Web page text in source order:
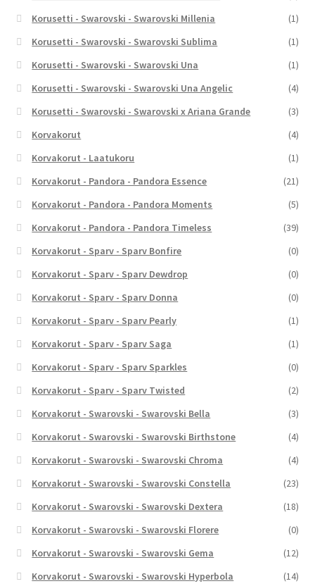
Korusetti - Swarovski - Swarovski Millenia
(1)
Korusetti - Swarovski - Swarovski Sublima
(1)
Korusetti - Swarovski - Swarovski Una
(1)
Korusetti - Swarovski - Swarovski Una Angelic
(4)
Korusetti - Swarovski - Swarovski x Ariana Grande
(3)
Korvakorut
(4)
Korvakorut - Laatukoru
(1)
Korvakorut - Pandora - Pandora Essence
(21)
Korvakorut - Pandora - Pandora Moments
(5)
Korvakorut - Pandora - Pandora Timeless
(39)
Korvakorut - Sparv - Sparv Bonfire
(0)
Korvakorut - Sparv - Sparv Dewdrop
(0)
Korvakorut - Sparv - Sparv Donna
(0)
Korvakorut - Sparv - Sparv Pearly
(1)
Korvakorut - Sparv - Sparv Saga
(1)
Korvakorut - Sparv - Sparv Sparkles
(0)
Korvakorut - Sparv - Sparv Twisted
(2)
Korvakorut - Swarovski - Swarovski Bella
(3)
Korvakorut - Swarovski - Swarovski Birthstone
(4)
Korvakorut - Swarovski - Swarovski Chroma
(4)
Korvakorut - Swarovski - Swarovski Constella
(23)
Korvakorut - Swarovski - Swarovski Dextera
(18)
Korvakorut - Swarovski - Swarovski Florere
(0)
Korvakorut - Swarovski - Swarovski Gema
(12)
Korvakorut - Swarovski - Swarovski Hyperbola
(14)